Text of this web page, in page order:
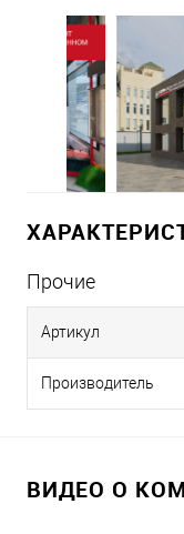
Прочие
Артикул
Производитель
ВИДЕО О